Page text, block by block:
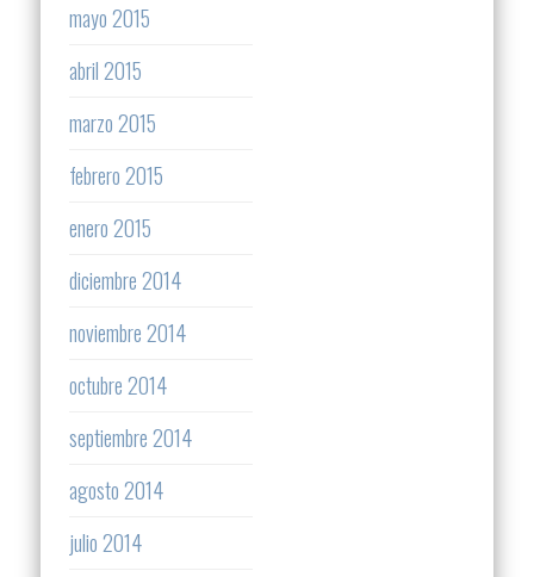
mayo 2015
abril 2015
marzo 2015
febrero 2015
enero 2015
diciembre 2014
noviembre 2014
octubre 2014
septiembre 2014
agosto 2014
julio 2014